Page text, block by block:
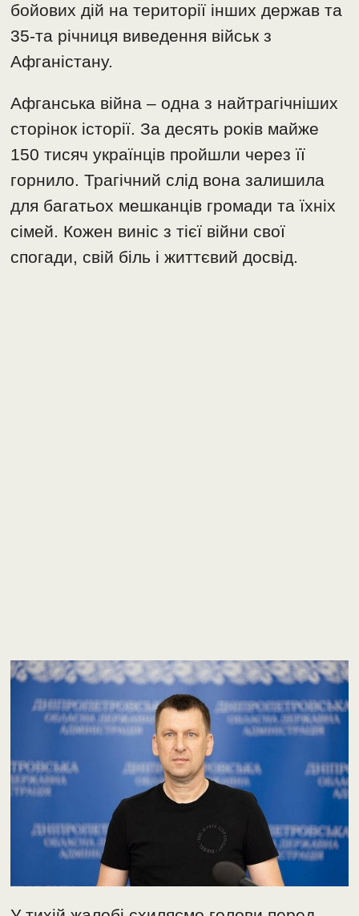
бойових дій на території інших держав та
35-та річниця виведення військ з
Афганістану.
Афганська війна – одна з найтрагічніших
сторінок історії. За десять років майже
150 тисяч українців пройшли через її
горнило. Трагічний слід вона залишила
для багатьох мешканців громади та їхніх
сімей. Кожен виніс з тієї війни свої
спогади, свій біль і життєвий досвід.